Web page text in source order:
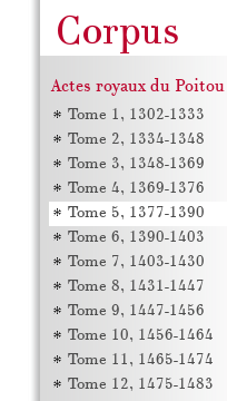
Actes royaux du Poitou
Tome 1, 1302-1333
Tome 2, 1334-1348
Tome 3, 1348-1369
Tome 4, 1369-1376
Tome 5, 1377-1390
Tome 6, 1390-1403
Tome 7, 1403-1430
Tome 8, 1431-1447
Tome 9, 1447-1456
Tome 10, 1456-1464
Tome 11, 1465-1474
Tome 12, 1475-1483